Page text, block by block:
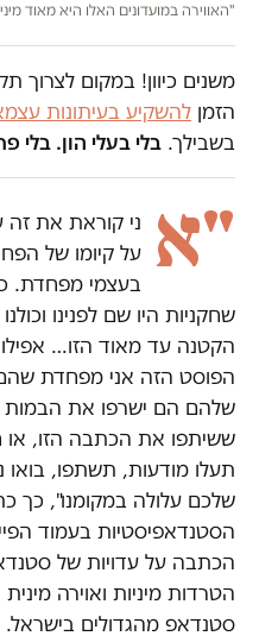
"האווירה במועדונים האלו היא מאוד
משנים כיוון! במקום לצרוך
הזמן להשקיע בעיתונות
בשבילך. בלי בעלי הון. בלי
"א
ני קוראת את זה
על קיומו של
בעצמי מפחדת.
שחקניות היו שם לפנינו
הקטנה עד מאוד הזו…
הפוסט הזה אני מפחדת
שלהם הם ישרפו את הבמות
ששיתפו את הכתבה הזו, או
תעלו מודעות, תשתפו,
שלכם עלולה במקומנו", כך
הסטנדאפיסטיות בעמוד
הכתבה על עדויות של
הטרדות מיניות ואוירה מינית
סטנדאפ מהגדולים בישראל.